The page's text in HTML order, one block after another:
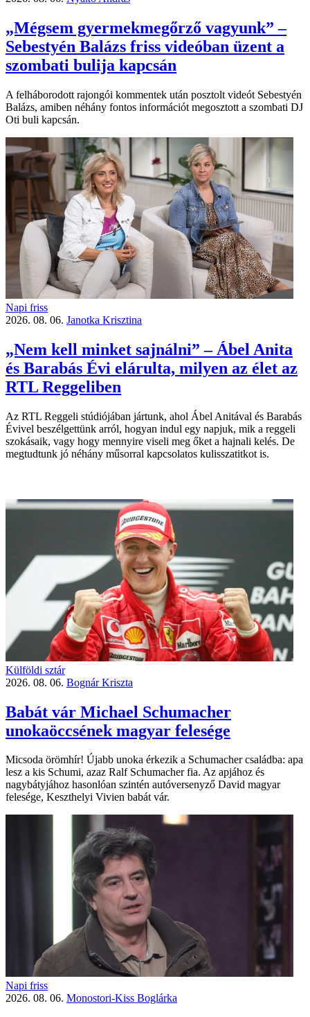
„Mégsem gyermekmegőrző vagyunk” –
Sebestyén Balázs friss videóban üzent a
szombati bulija kapcsán
A felháborodott rajongói kommentek után posztolt videót Sebestyén
Balázs, amiben néhány fontos információt megosztott a szombati DJ
Oti buli kapcsán.
Napi friss
2026. 08. 06. Janotka Krisztina
„Nem kell minket sajnálni” – Ábel Anita
és Barabás Évi elárulta, milyen az élet az
RTL Reggeliben
Az RTL Reggeli stúdiójában jártunk, ahol Ábel Anitával és Barabás
Évivel beszélgettünk arról, hogyan indul egy napjuk, mik a reggeli
szokásaik, vagy hogy mennyire viseli meg őket a hajnali kelés. De
megtudtunk jó néhány műsorral kapcsolatos kulisszatitkot is.
Külföldi sztár
2026. 08. 06. Bognár Kriszta
Babát vár Michael Schumacher
unokaöccsének magyar felesége
Micsoda örömhír! Újabb unoka érkezik a Schumacher családba: apa
lesz a kis Schumi, azaz Ralf Schumacher fia. Az apjához és
nagybátyjához hasonlóan szintén autóversenyző David magyar
felesége, Keszthelyi Vivien babát vár.
Napi friss
2026. 08. 06. Monostori-Kiss Boglárka